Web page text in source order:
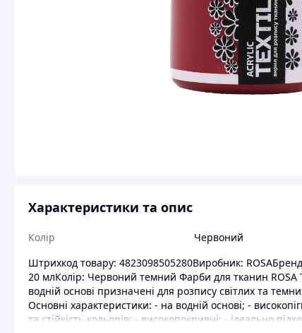
Характеристики та опис
Колір
Червоний
Штрихкод товару: 4823098505280Виробник:
20 млКолір: Червоний темний Фарби для тканин ROSA
водній основі призначені для розпису світлих та
Основні характеристики: - на водній основі; -
та стійкість кольорів; - високопокривні; - ідеально